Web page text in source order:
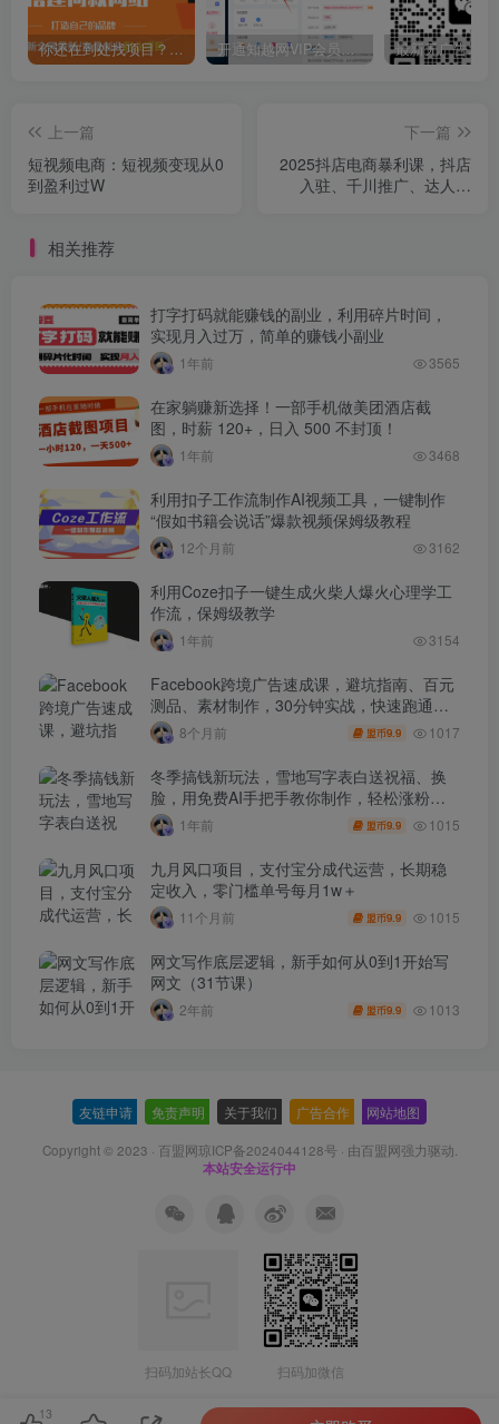
你还在到处找项目？还在当韭菜？我靠卖项目一个月收入5万+，曾经我也是个失败者。 开通知越网VIP会员，尊享全站资源免费下载，享70%的推广提成！！【限时五折优惠】
上一篇
短视频电商：短视频变现从0
到盈利过W
下一篇
2025抖店电商暴利课，抖店
入驻、千川推广、达人对
相关推荐
打字打码就能赚钱的副业，利用碎片时间，
实现月入过万，简单的赚钱小副业
1年前 3565
在家躺赚新选择！一部手机做美团酒店截
图，时薪 120+，日入 500 不封顶！
1年前 3468
利用扣子工作流制作AI视频工具，一键制作
“假如书籍会说话”爆款视频保姆级教程
12个月前 3162
利用Coze扣子一键生成火柴人爆火心理学工
作流，保姆级教学
1年前 3154
Facebook跨境广告速成课，避坑指南、百元
测品、素材制作，30分钟实战，快速跑通首
单出单8个月前 盟币9.9 1017
冬季搞钱新玩法，雪地写字表白送祝福、换
脸，用免费AI手把手教你制作，轻松涨粉
3.5w，接单到手软
1年前 盟币9.9 1015
九月风口项目，支付宝分成代运营，长期稳
定收入，零门槛单号每月1w＋
11个月前 盟币9.9 1015
网文写作底层逻辑，新手如何从0到1开始写
网文（31节课）
2年前 盟币9.9 1013
友链申请 免责声明 关于我们 广告合作 网站地图
Copyright © 2023 · 百盟网琼ICP备2024044128号 · 由百盟网强力驱动.
本站安全运行中
扫码加站长QQ 扫码加微信
13